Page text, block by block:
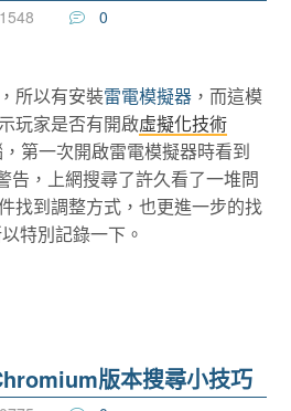
0
所以有安裝雷電模擬器 ，而這模
玩家是否有開啟虛擬化技術
，第一次開啟雷電模擬器時看到
告，上網搜尋了許久看了一堆問
找到調整方式，也更進一步的找
特別記錄一下。
版本搜尋小技巧